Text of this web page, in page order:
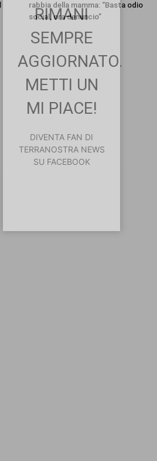
rabbia della mamma: “Basta odio
social, ora denuncio”
RIMANI
SEMPRE
AGGIORNATO.
METTI UN
MI PIACE!
DIVENTA FAN DI
TERRANOSTRA NEWS
SU FACEBOOK